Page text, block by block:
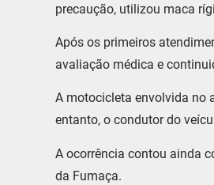
precaução, utilizou maca
Após os primeiros
avaliação médica e
A motocicleta envolvida no
entanto, o condutor do
A ocorrência contou ainda
da Fumaça.